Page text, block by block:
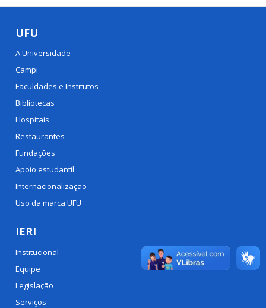
UFU
A Universidade
Campi
Faculdades e Institutos
Bibliotecas
Hospitais
Restaurantes
Fundações
Apoio estudantil
Internacionalização
Uso da marca UFU
IERI
Institucional
Equipe
Legislação
Serviços